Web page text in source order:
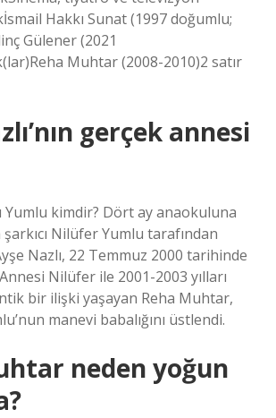
Hakkı Sunat (1997 doğumlu;
Gülener (2021
Muhtar (2008-2010)2 satır
gerçek annesi
Yumlu kimdir? Dört ay anaokuluna
Nilüfer Yumlu tarafından
Nazlı, 22 Temmuz 2000 tarihinde
Nilüfer ile 2001-2003 yılları
bir ilişki yaşayan Reha Muhtar,
manevi babalığını üstlendi.
neden yoğun